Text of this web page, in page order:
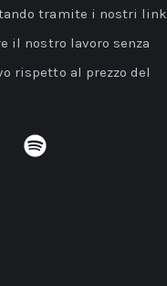
tramite i nostri link
il nostro lavoro senza
rispetto al prezzo del